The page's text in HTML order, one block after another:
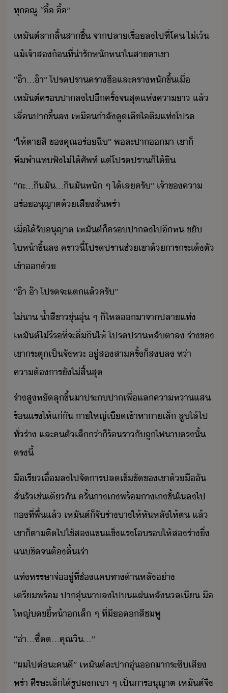
ทุ​ณู​ ​“​ื้​ ​ื้​”
เหัต์​ลา​ลิ้​สา​ชื้​ ​จา​ปลา​เรื่​ล​ไป​ที่​โค​ ​ไ่​เ้​
แ้​เจ้า​ส​้​ที่​่ารั​หัหา​ใ​สาตา​เขา
“​๊า​...​๊า​”​ ​โปรปรา​ครา​ฮื​และ​ครา​หั​ขึ้​เื่​
เหัต์​คร​ปา​ล​ไป​ีครั้​จ​สุ​แห่​คา​า​ ​แล้​
เลื่​ปา​ขึ้​ล​ ​เหื​ำลั​ู​เลี​ไติ​แท่​โปร
“​ให้​ตา​สิ​ ​ข​คุณ​ร่​ฉิ​”​ ​พละ​ปา​า​ ​เขา​็​
พึพำ​แท​ฟั​ไ่ไ้ศัพท์​ ​แต่​โปรปรา​็ไ้​ิ
“​ะ​...​ิ​ั​...​ิ​ั​หั​ ​ๆ​ ​ไ้​เล​ครั​”​ ​เจ้าข​คา​
ร่​ุญาต​้​เสีสั่​พร่า
เื่​ไ้รัุญาต​ ​เหัต์​็​คร​ปา​ล​ไป​ี​ห​ ​ขั​
ให้า​ขึ้​ล​ ​คราี้​โปรปรา​ช่​เขา​้​าร​ระ​เ้​ตั​
เข้า​้
“​๊า​ ​๊า​ ​โปร​จะ​แต​แล้​ครั​”
ไ่า​ ​้ำสี​ขา​ขุ่​ุ่​ ​ๆ​ ​็​ไหล​า​จา​ปลา​แท่​ ​
เหัต์​ไ่​รีร​ที่จะ​ื่​ิ​ให้​ ​โปรปรา​หลัตา​ล​ ​ร่า​ข​
เขา​ระตุ​เป็จัหะ​ ​ู่​ส​สา​ครั้​็​ส​ล​ ​ท่า​
คาต้าร​ั​ไ่​สิ้สุ
ร่า​สู​หั​ลุขึ้​าป​ระ​​ปา​เพื่​แล​คาหา​แส​
ร้แร​ให้​แ่​ั​ ​า​ใหญ่​เี​เข้าหา​า​เล็​ ​ลูไล้​ไป​
ทั่​ร่า​ ​และ​ค​ตัเล็​่า​็​ร้​ราั​ถู​ไฟ​า​ตรั้​
ตรี้
ื​เรี​เื้​ล​ไป​จัาร​ปล​เข็ขั​ข​เขา​้ื​ั​
สั่​รั​เช่เีั​ ​ครั้​าเ​พร้​าเชั้ใ​ล​ไป​
​ที่​พื้​แล้​ ​เหัต์​็​จั​ร่า​า​ให้​หัหลั​ให้​ต​ ​แล้​
เขา​็ตา​ติ​ไป​ใช้​ส​แข​แข็แร​โร​ให้​ส​ร่า​ิ่​
แชิ​จ​ต้​ิ้​เร่า
แท่​หรรษา​จ่​ู่​ที่​ช่แค​ทา​้าหลั​่า​
เตรีพร้​ ​ปา​ุ่​า​ล​ไป​​แผ่​หลั​ล​เี​ ​ื​
ใหญ่​ขี้​ห้า​เล็​ ​ๆ​ ​ที่​ี​​​สีชพู
“​่า​...​ซี้​.​..​คุณ​ิ​...​”
“​ผ​ไป​ต่ะ​คี​”​ ​เหัต์​ละ​ปา​ุ่​า​ระซิ​เสี​
พร่า​ ​ศีรษะ​เล็​ไ้รูป​ผ​เา​ ​ๆ​ ​เป็าร​ุญาต​ ​เหัต์​จึ​